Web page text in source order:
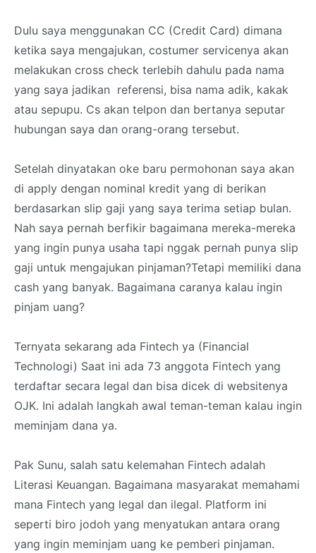
Dulu saya menggunakan CC (Credit Card) dimana
ketika saya mengajukan, costumer servicenya akan
melakukan cross check terlebih dahulu pada nama
yang saya jadikan referensi, bisa nama adik, kakak
atau sepupu. Cs akan telpon dan bertanya seputar
hubungan saya dan orang-orang tersebut.
Setelah dinyatakan oke baru permohonan saya akan
di apply dengan nominal kredit yang di berikan
berdasarkan slip gaji yang saya terima setiap bulan.
Nah saya pernah berfikir bagaimana mereka-mereka
yang ingin punya usaha tapi nggak pernah punya slip
gaji untuk mengajukan pinjaman?Tetapi memiliki dana
cash yang banyak. Bagaimana caranya kalau ingin
pinjam uang?
Ternyata sekarang ada Fintech ya (Financial
Technologi) Saat ini ada 73 anggota Fintech yang
terdaftar secara legal dan bisa dicek di websitenya
OJK. Ini adalah langkah awal teman-teman kalau ingin
meminjam dana ya.
Pak Sunu, salah satu kelemahan Fintech adalah
Literasi Keuangan. Bagaimana masyarakat memahami
mana Fintech yang legal dan ilegal. Platform ini
seperti biro jodoh yang menyatukan antara orang
yang ingin meminjam uang ke pemberi pinjaman.